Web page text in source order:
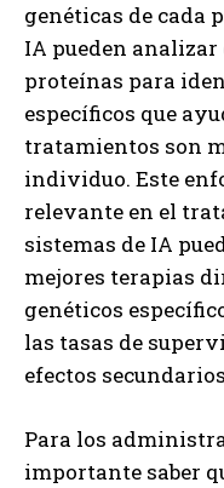
genéticas de cada
IA pueden
proteínas para
específicos que
tratamientos son
individuo. Este
relevante en el
sistemas de IA
mejores terapias
genéticos
las tasas de
efectos
Para los
importante saber